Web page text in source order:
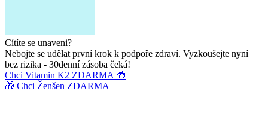
Cítíte se unaveni?
Nebojte se udělat první krok k podpoře zdraví. Vyzkoušejte nyní
bez rizika - 30denní zásoba čeká!
Chci Vitamin K2 ZDARMA 🎁
🎁 Chci Ženšen ZDARMA